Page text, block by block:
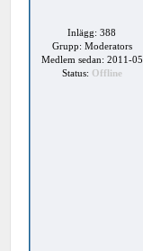
Inlägg: 388
Grupp: Moderators
Medlem sedan: 2011-05
Status: Offline